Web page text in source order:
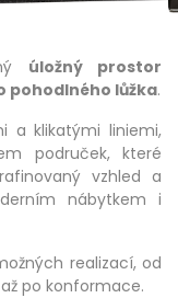
úložný prostor
pohodlného lůžka.
a klikatými liniemi,
područek, které
vzhled a
nábytkem i
realizací, od
po konformace.